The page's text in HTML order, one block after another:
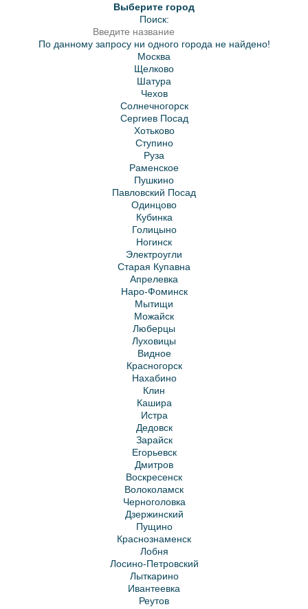
Выберите город
Поиск:
По данному запросу ни одного города не найдено!
Москва
Щелково
Шатура
Чехов
Солнечногорск
Сергиев Посад
Хотьково
Ступино
Руза
Раменское
Пушкино
Павловский Посад
Одинцово
Кубинка
Голицыно
Ногинск
Электроугли
Старая Купавна
Апрелевка
Наро-Фоминск
Мытищи
Можайск
Люберцы
Луховицы
Видное
Красногорск
Нахабино
Клин
Кашира
Истра
Дедовск
Зарайск
Егорьевск
Дмитров
Воскресенск
Волоколамск
Черноголовка
Дзержинский
Пущино
Краснознаменск
Лобня
Лосино-Петровский
Лыткарино
Ивантеевка
Реутов